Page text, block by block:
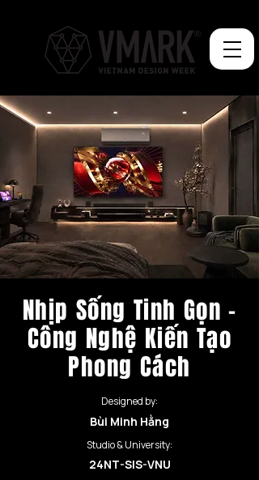
Nhịp Sống Tinh Gọn –
Công Nghệ Kiến Tạo
Phong Cách
Designed by:
Bùi Minh Hằng
Studio & University:
24NT-SIS-VNU